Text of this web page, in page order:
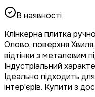
В наявності
Клінкерна плитка
Олово, поверхня
відтінки з металевим
Індустріальний
Ідеально підходить
інтер'єрів. Купити з